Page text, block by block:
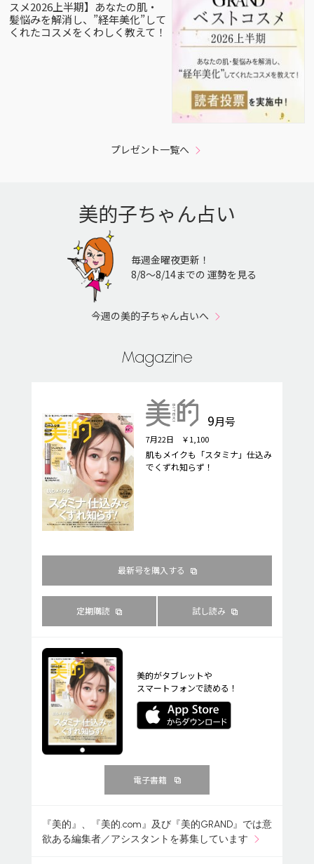
スメ2026上半期】あなたの肌・
髪悩みを解消し、”経年美化”して
くれたコスメをくわしく教えて！
プレゼント一覧へ
美的子ちゃん占い
毎週金曜夜更新！
8/8〜8/14までの 運勢を見る
今週の美的子ちゃん占いへ
Magazine
9月号
7月22日 ￥1,100
肌もメイクも「スタミナ」仕込み
でくずれ知らず！
最新号を購入する
定期購読 試し読み
美的がタブレットや
スマートフォンで読める！
電子書籍
『美的』、『美的.com』及び『美的GRAND』では意
欲ある編集者／アシスタントを募集しています